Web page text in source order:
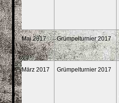
Mai 2017 Grümpelturnier 2017
März 2017 Grümpelturnier 2017